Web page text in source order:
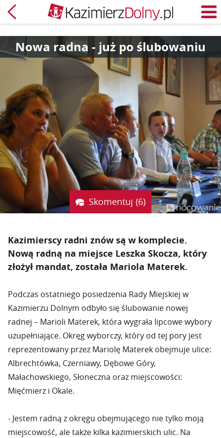
Powrót
Nowa radna - już po ślubowaniu
Skomentuj (6)
Kazimierscy radni znów są w komplecie.
Nową radną na miejsce Leszka Skocza, który
złożył mandat, została Mariola Materek.
Podczas ostatniego posiedzenia Rady Miejskiej w
Kazimierzu Dolnym odbyło się ślubowanie nowej
radnej – Marioli Materek, która wygrała lipcowe wybory
uzupełniające. Okręg wyborczy, który od tej pory jest
reprezentowany przez Mariolę Materek obejmuje ulice:
Albrechtówka, Czerniawy, Dębowe Góry,
Małachowskiego, Słoneczna oraz miejscowości:
Mięćmierz i Okale.
- Jestem radną z okręgu obejmującego nie tylko moją
miejscowość, ale także kilka kazimierskich ulic. Na